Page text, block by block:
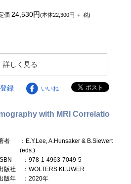
価24,530円(本体22,300円 ＋ 税)
詳しく見る
録 いいね
with MRI Correlatio
者
：E.Y.Lee, A.Hunsaker & B.Siewert
(eds.)
ISBN
：978-1-4963-7049-5
版社
：WOLTERS KLUWER
版年
：2020年